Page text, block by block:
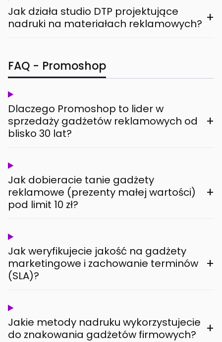
Jak działa studio DTP projektujące
nadruki na materiałach reklamowych? +
FAQ - Promoshop
Dlaczego Promoshop to lider w
sprzedaży gadżetów reklamowych od
blisko 30 lat?
+
Jak dobieracie tanie gadżety
reklamowe (prezenty małej wartości)
pod limit 10 zł?
+
Jak weryfikujecie jakość na gadżety
marketingowe i zachowanie terminów
(SLA)?
+
Jakie metody nadruku wykorzystujecie
do znakowania gadżetów firmowych?
+